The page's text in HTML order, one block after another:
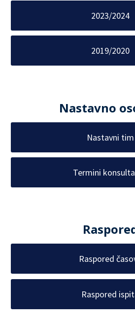
2023/2024
2019/2020
Nastavno
Nastavni tim
Termini
Raspored
Raspored